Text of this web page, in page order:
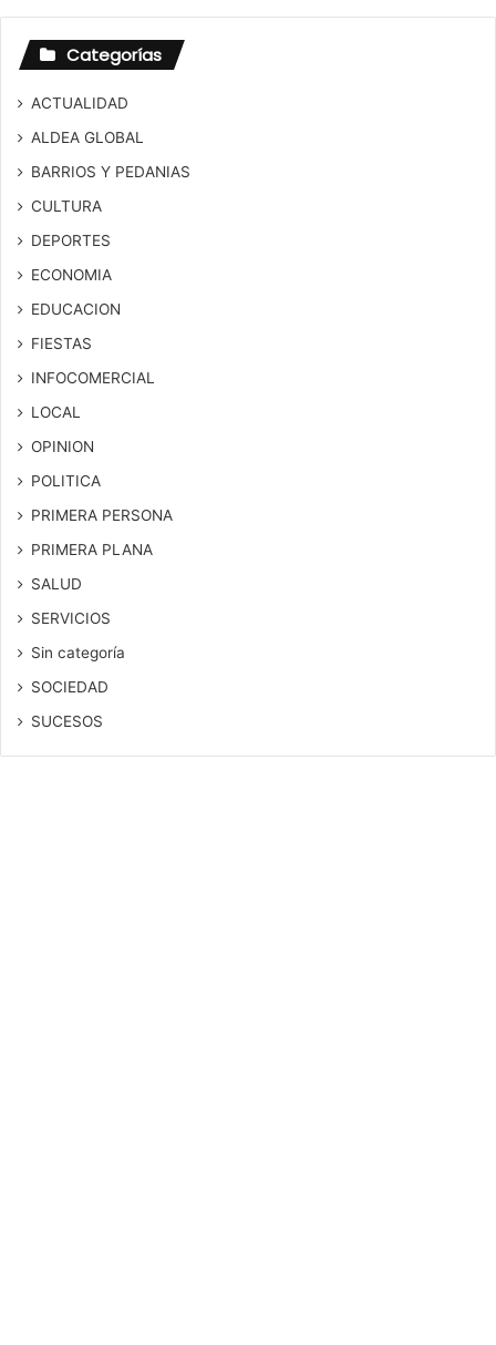
Categorías
ACTUALIDAD
ALDEA GLOBAL
BARRIOS Y PEDANIAS
CULTURA
DEPORTES
ECONOMIA
EDUCACION
FIESTAS
INFOCOMERCIAL
LOCAL
OPINION
POLITICA
PRIMERA PERSONA
PRIMERA PLANA
SALUD
SERVICIOS
Sin categoría
SOCIEDAD
SUCESOS